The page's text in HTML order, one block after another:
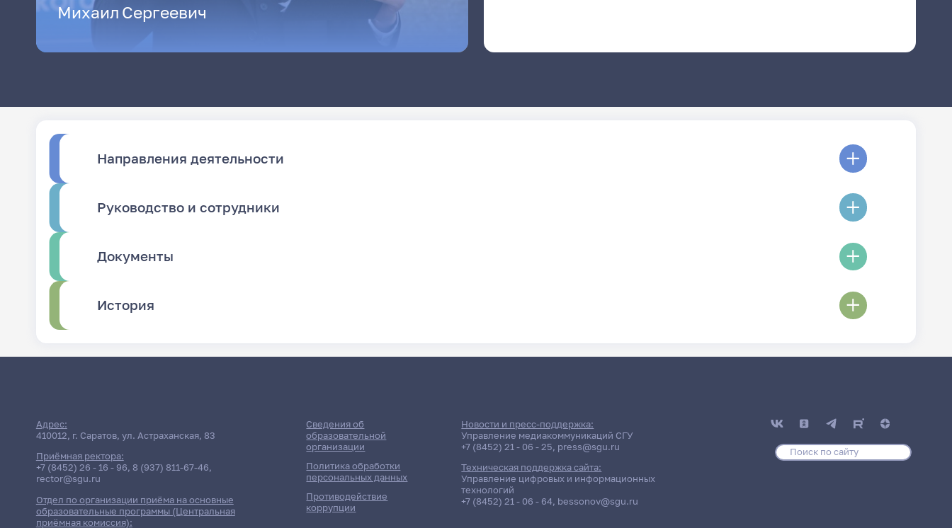
Михаил Сергеевич
Направления деятельности
Руководство и сотрудники
Документы
История
Адрес:
410012, г. Саратов, ул. Астраханская, 83
Приёмная ректора:
+7 (8452) 26 - 16 - 96, 8 (937) 811-67-46,
rector@sgu.ru
Отдел по организации приёма на основные
образовательные программы (Центральная
приёмная комиссия):
Сведения об
образовательной
организации
Политика обработки
персональных данных
Противодействие
коррупции
Новости и пресс-поддержка:
Управление медиакоммуникаций СГУ
+7 (8452) 21 - 06 - 25, press@sgu.ru
Техническая поддержка сайта:
Управление цифровых и информационных
технологий
+7 (8452) 21 - 06 - 64, bessonov@sgu.ru